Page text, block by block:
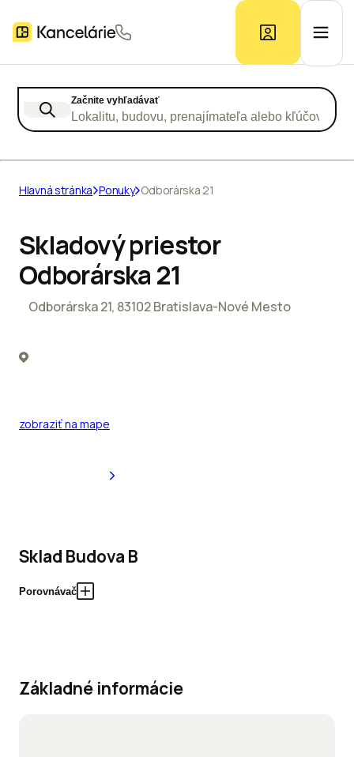
Prieskum trhu
Začnite vyhľadávať
Lokalitu, budovu, prenajímateľa alebo kľúčové
Hlavná stránka Ponuky Odborárska 21
Skladový priestor
Odborárska 21
Odborárska 21, 83102 Bratislava-Nové Mesto
zobraziť na mape
Sklad Budova B
Porovnávač
Základné informácie